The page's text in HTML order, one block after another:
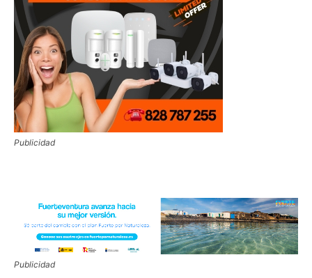
Publicidad
Publicidad